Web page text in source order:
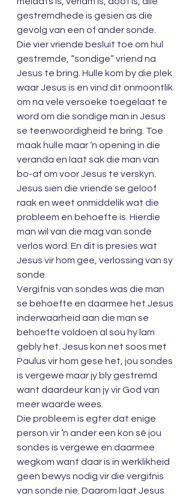
gestremdhede is gesien as die
gevolg van een of ander sonde.
Die vier vriende besluit toe om hul
gestremde, “sondige” vriend na
Jesus te bring. Hulle kom by die plek
waar Jesus is en vind dit onmoontlik
om na vele versoeke toegelaat te
word om die sondige man in Jesus
se teenwoordigheid te bring. Toe
maak hulle maar ‘n opening in die
veranda en laat sak die man van
bo-af om voor Jesus te verskyn.
Jesus sien die vriende se geloof
raak en weet onmiddelik wat die
probleem en behoefte is. Hierdie
man wil van die mag van sonde
verlos word. En dit is presies wat
Jesus vir hom gee, verlossing van sy
sonde.
Vergifnis van sondes was die man
se behoefte en daarmee het Jesus
inderwaarheid aan die man se
behoefte voldoen al sou hy lam
gebly het. Jesus kon net soos met
Paulus vir hom gese het, jou sondes
is vergewe maar jy bly gestremd
want daardeur kan jy vir God van
meer waarde wees.
Die probleem is egter dat enige
person vir ‘n ander een kon sê jou
sondes is vergewe en daarmee
wegkom want daar is in werklikheid
geen bewys nodig vir die vergifnis
van sonde nie. Daarom laat Jesus